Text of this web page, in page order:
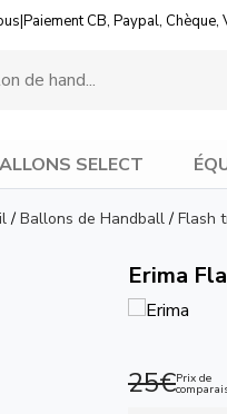
|Paiement CB, Paypal, Chèque,
SELECT
/ Ballons de Handball/ Flash
Erima
25€Prix de